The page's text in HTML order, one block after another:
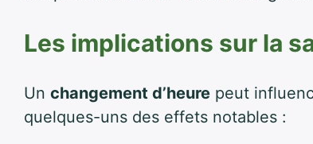
Les implications sur la
Un changement d’heure peut
quelques-uns des effets notables :